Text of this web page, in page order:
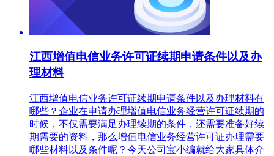
江西增值电信业务许可证续期申请条件以及办
理材料
江西增值电信业务许可证续期申请条件以及办理材料有
哪些？企业在申请办理增值电信业务经营许可证续期的
时候，不仅需要满足办理续期的条件，还需要准备好续
期需要的资料，那么增值电信业务经营许可证办理需要
哪些材料以及条件呢？今天公司宝小编就给大家具体介